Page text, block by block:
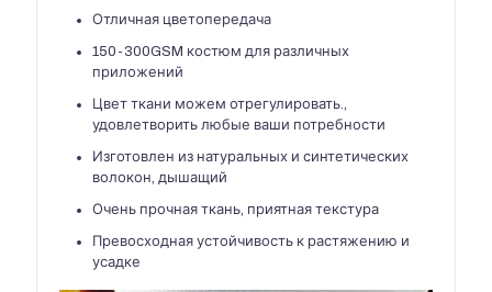
Отличная цветопередача
150-300GSM костюм для различных
приложений
Цвет ткани можем отрегулировать.,
удовлетворить любые ваши потребности
Изготовлен из натуральных и синтетических
волокон, дышащий
Очень прочная ткань, приятная текстура
Превосходная устойчивость к растяжению и
усадке